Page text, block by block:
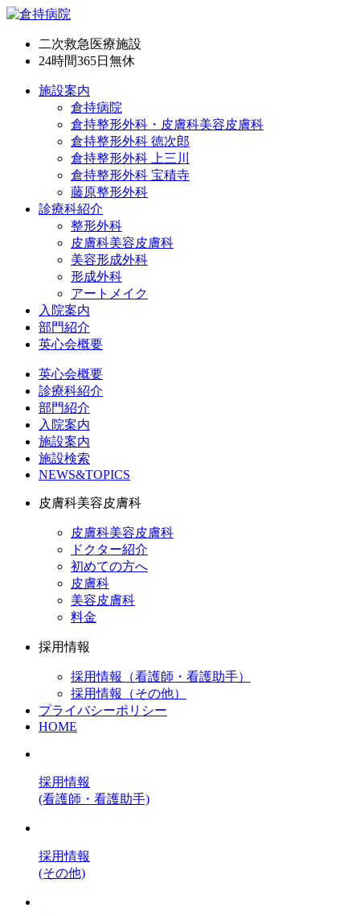
二次救急医療施設
24時間365日 無休
施設案内
倉持病院
倉持整形外科・皮膚科美容皮膚科
倉持整形外科 徳次郎
倉持整形外科 上三川
倉持整形外科 宝積寺
藤原整形外科
診療科紹介
整形外科
皮膚科美容皮膚科
美容形成外科
形成外科
アートメイク
入院案内
部門紹介
英心会概要
英心会概要
診療科紹介
部門紹介
入院案内
施設案内
施設検索
NEWS&TOPICS
皮膚科美容皮膚科
皮膚科美容皮膚科
ドクター紹介
初めての方へ
皮膚科
美容皮膚科
料金
採用情報
採用情報（看護師・看護助手）
採用情報（その他）
プライバシーポリシー
HOME
採用情報
(看護師・看護助手)
採用情報
(その他)